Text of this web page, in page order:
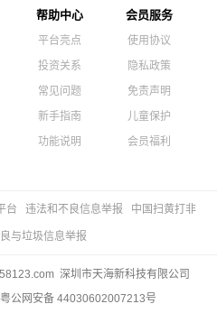
帮助中心
平台亮点
投资关系
常见问题
新手指南
功能说明
会员服务
使用协议
隐私政策
免责声明
儿童保护
会员福利
台 违法和不良信息举报 中国扫黄打非
与垃圾信息举报
深圳市天海新科技有限公司
粤公网安备 44030602007213号